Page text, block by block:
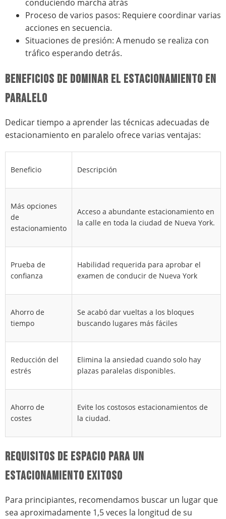
conduciendo marcha atrás
Proceso de varios pasos: Requiere coordinar varias
acciones en secuencia.
Situaciones de presión: A menudo se realiza con
tráfico esperando detrás.
BENEFICIOS DE DOMINAR EL ESTACIONAMIENTO EN
PARALELO
Dedicar tiempo a aprender las técnicas adecuadas de
estacionamiento en paralelo ofrece varias ventajas:
Beneficio Descripción
Más opciones
de
estacionamiento
Acceso a abundante estacionamiento en
la calle en toda la ciudad de Nueva York.
Prueba de
confianza
Habilidad requerida para aprobar el
examen de conducir de Nueva York
Ahorro de
tiempo
Se acabó dar vueltas a los bloques
buscando lugares más fáciles
Reducción del
estrés
Elimina la ansiedad cuando solo hay
plazas paralelas disponibles.
Ahorro de
costes
Evite los costosos estacionamientos de
la ciudad.
REQUISITOS DE ESPACIO PARA UN
ESTACIONAMIENTO EXITOSO
Para principiantes, recomendamos buscar un lugar que
sea aproximadamente 1,5 veces la longitud de su